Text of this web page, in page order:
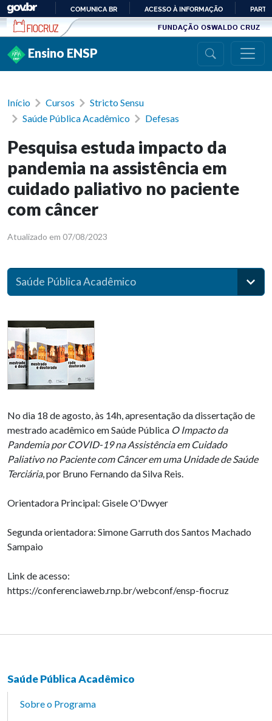
Ir para conteúdo
PARA
COMUNICA BR ACESSO À INFORMAÇÃO
Ensino ENSP
Início Cursos
Stricto Sensu
Saúde Pública Acadêmico
Defesas
Pesquisa estuda impacto da
pandemia na assistência em
cuidado paliativo no paciente
com câncer
Atualizado em 07/08/2023
Saúde Pública Acadêmico
No dia 18 de agosto, às 14h, apresentação da dissertação de
mestrado acadêmico em Saúde Pública O Impacto da
Pandemia por COVID-19 na Assistência em Cuidado
Paliativo no Paciente com Câncer em uma Unidade de Saúde
Terciária, por Bruno Fernando da Silva Reis.
Orientadora Principal: Gisele O'Dwyer
Segunda orientadora: Simone Garruth dos Santos Machado
Sampaio
Link de acesso:
https://conferenciaweb.rnp.br/webconf/ensp-fiocruz
Saúde Pública Acadêmico
Sobre o Programa